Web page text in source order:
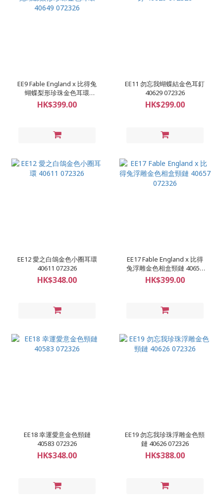
EE9 Fable England x 比得兔
蝴蝶梨形珍珠金色耳環
40649 072326
HK$399.00
EE11 勿忘我蝴蝶結金色耳釘
40629 072326
HK$299.00
EE12 愛之白鴿金色小圈耳環
40611 072326
HK$348.00
EE17 Fable England x 比得
兔浮雕金色相盒頸鏈 40657
072326
HK$399.00
EE18 幸運愛意金色頸鏈
40583 072326
HK$348.00
EE19 勿忘我珍珠浮雕金色頸
鏈 40626 072326
HK$388.00